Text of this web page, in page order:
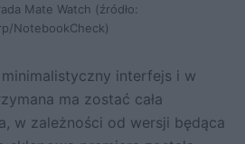
Mate Watch (źródło:
NotebookCheck)
interfejs i w
ma zostać cała
w zależności od wersji będąca